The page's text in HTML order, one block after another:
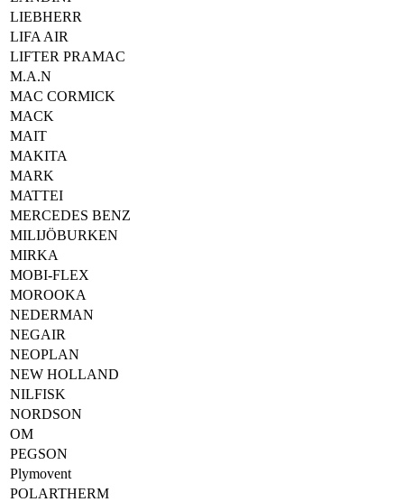
LIEBHERR
LIFA AIR
LIFTER PRAMAC
M.A.N
MAC CORMICK
MACK
MAIT
MAKITA
MARK
MATTEI
MERCEDES BENZ
MILIJÖBURKEN
MIRKA
MOBI-FLEX
MOROOKA
NEDERMAN
NEGAIR
NEOPLAN
NEW HOLLAND
NILFISK
NORDSON
OM
PEGSON
Plymovent
POLARTHERM